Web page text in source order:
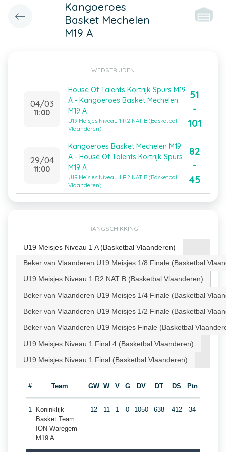
Kangoeroes
Basket Mechelen
M19 A
WEDSTRIJDEN
04/03
11:00
House Of Talents Kortrijk Spurs M19
A - Kangoeroes Basket Mechelen
M19 A
U19 Meisjes Niveau 1 R2 NAT B (Basketbal
Vlaanderen)
51
-
101
29/04
11:00
Kangoeroes Basket Mechelen M19
A - House Of Talents Kortrijk Spurs
M19 A
U19 Meisjes Niveau 1 R2 NAT B (Basketbal
Vlaanderen)
82
-
45
RANGSCHIKKING
U19 Meisjes Niveau 1 A (Basketbal Vlaanderen)
Beker van Vlaanderen U19 Meisjes 1/8 Finale (Basketbal
U19 Meisjes Niveau 1 R2 NAT B (Basketbal Vlaanderen)
Beker van Vlaanderen U19 Meisjes 1/4 Finale (Basketbal
Beker van Vlaanderen U19 Meisjes 1/2 Finale (Basketbal
Beker van Vlaanderen U19 Meisjes Finale (Basketbal
U19 Meisjes Niveau 1 Final 4 (Basketbal Vlaanderen)
U19 Meisjes Niveau 1 Final (Basketbal Vlaanderen)
# Team GW W V G DV DT DS Ptn
1
Koninklijk
Basket Team
ION Waregem
M19 A
12 11 1 0 1050 638 412 34